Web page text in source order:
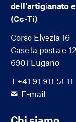
dell’artigianato
(Cc-Ti)
Corso Elvezia 16
Casella postale
6901 Lugano
T +41 91 911 51 11
E-mail